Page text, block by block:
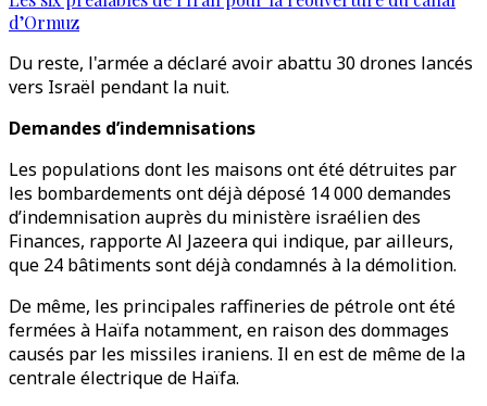
d’Ormuz
Du reste, l'armée a déclaré avoir abattu 30 drones lancés
vers Israël pendant la nuit.
Demandes d’indemnisations
Les populations dont les maisons ont été détruites par
les bombardements ont déjà déposé 14 000 demandes
d’indemnisation auprès du ministère israélien des
Finances, rapporte Al Jazeera qui indique, par ailleurs,
que 24 bâtiments sont déjà condamnés à la démolition.
De même, les principales raffineries de pétrole ont été
fermées à Haïfa notamment, en raison des dommages
causés par les missiles iraniens. Il en est de même de la
centrale électrique de Haïfa.